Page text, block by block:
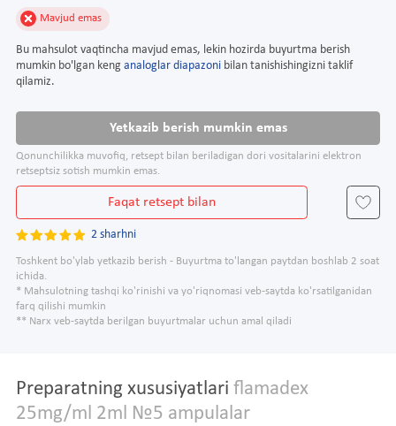
Mavjud emas
Bu mahsulot vaqtincha mavjud emas, lekin hozirda buyurtma berish
mumkin bo'lgan keng analoglar diapazoni bilan tanishishingizni taklif
qilamiz.
Yetkazib berish mumkin emas
Qonunchilikka muvofiq, retsept bilan beriladigan dori vositalarini elektron
retseptsiz sotish mumkin emas.
Faqat retsept bilan
2 sharhni
Toshkent bo'ylab yetkazib berish - Buyurtma to'langan paytdan boshlab 2 soat
ichida.
* Mahsulotning tashqi ko'rinishi va yo'riqnomasi veb-saytda ko'rsatilganidan
farq qilishi mumkin
** Narx veb-saytda berilgan buyurtmalar uchun amal qiladi
Preparatning xususiyatlari flamadex
25mg/ml 2ml №5 ampulalar